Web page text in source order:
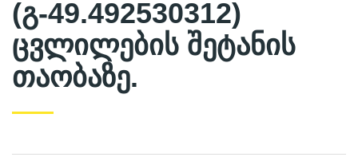
(გ-49.492530312)
ცვლილების შეტანის
თაობაზე.